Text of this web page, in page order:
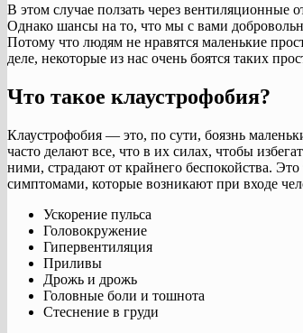
В этом случае ползать через вентиляционные
Однако шансы на то, что мы с вами
Потому что людям не нравятся маленькие
деле, некоторые из нас очень боятся таких
Что такое клаустрофобия?
Клаустрофобия — это, по сути, боязнь
часто делают все, что в их силах, чтобы
ними, страдают от крайнего беспокойства.
симптомами, которые возникают при входе
Ускорение пульса
Головокружение
Гипервентиляция
Приливы
Дрожь и дрожь
Головные боли и тошнота
Стеснение в груди